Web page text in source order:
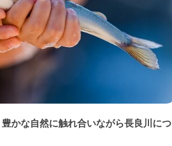
豊かな自然に触れ合いながら長良川につ